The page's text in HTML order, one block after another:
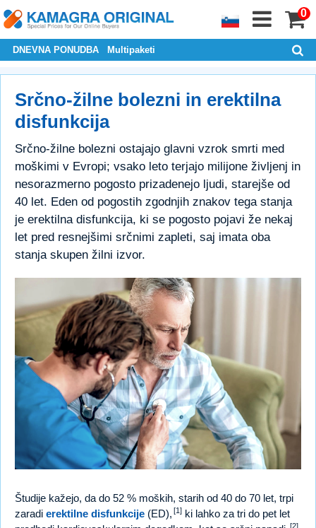
0
DNEVNA PONUDBA Multipaketi
Srčno-žilne bolezni in erektilna
disfunkcija
Srčno-žilne bolezni ostajajo glavni vzrok smrti med
moškimi v Evropi; vsako leto terjajo milijone življenj in
nesorazmerno pogosto prizadenejo ljudi, starejše od
40 let. Eden od pogostih zgodnjih znakov tega stanja
je erektilna disfunkcija, ki se pogosto pojavi že nekaj
let pred resnejšimi srčnimi zapleti, saj imata oba
stanja skupen žilni izvor.
Študije kažejo, da do 52 % moških, starih od 40 do 70 let, trpi
zaradi erektilne disfunkcije (ED), [1] ki lahko za tri do pet let
[2]